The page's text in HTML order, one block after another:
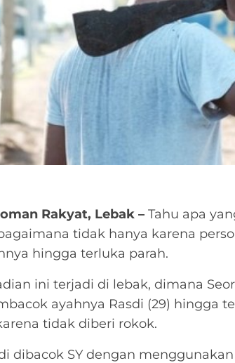
Rakyat, Lebak – Tahu apa
tidak hanya karena
hingga terluka parah.
ini terjadi di lebak, dimana
ayahnya Rasdi (29) hingga
tidak diberi rokok.
dibacok SY dengan